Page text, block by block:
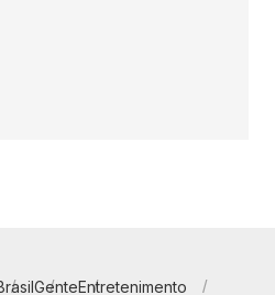
GenteEntretenimento